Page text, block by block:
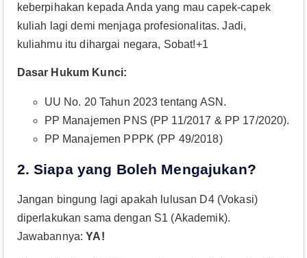
keberpihakan kepada Anda yang mau capek-capek
kuliah lagi demi menjaga profesionalitas. Jadi,
kuliahmu itu dihargai negara, Sobat!+1
Dasar Hukum Kunci:
UU No. 20 Tahun 2023 tentang ASN.
PP Manajemen PNS (PP 11/2017 & PP 17/2020).
PP Manajemen PPPK (PP 49/2018)
2. Siapa yang Boleh Mengajukan?
Jangan bingung lagi apakah lulusan D4 (Vokasi)
diperlakukan sama dengan S1 (Akademik).
Jawabannya:YA!